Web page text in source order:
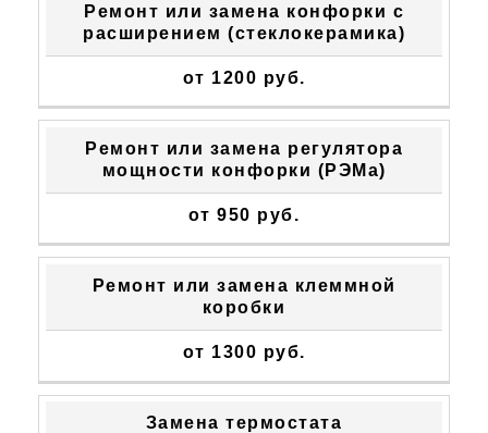
Ремонт или замена конфорки с
расширением (стеклокерамика)
от 1200 руб.
Ремонт или замена регулятора
мощности конфорки (РЭМа)
от 950 руб.
Ремонт или замена клеммной
коробки
от 1300 руб.
Замена термостата